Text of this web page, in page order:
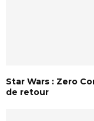
Star Wars : Zero
de retour